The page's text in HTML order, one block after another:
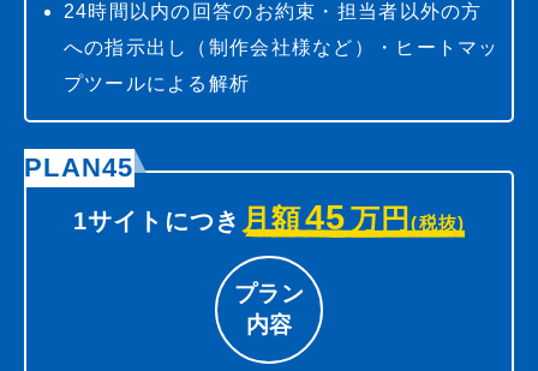
24時間以内の回答のお約束・担当者以外の方
への指示出し（制作会社様など）・ヒートマッ
プツールによる解析
PLAN45
1サイトにつき 月額45万円(税抜)
プラン
内容